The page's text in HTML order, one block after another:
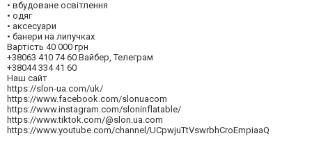
• вбудоване освітлення
• одяг
• аксесуари
• банери на липучках
Вартість 40 000 грн
+38063 410 74 60 Вайбер, Телеграм
+38044 334 41 60
Наш сайт
https://slon-ua.com/uk/
https://www.facebook.com/slonuacom
https://www.instagram.com/sloninflatable/
https://www.tiktok.com/@slon.ua.com
https://www.youtube.com/channel/UCpwjuTtVswrbhCroEmpiaaQ